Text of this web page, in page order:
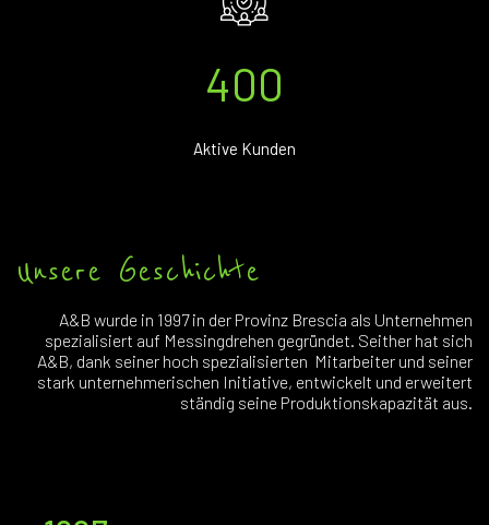
400
Aktive Kunden
Unsere Geschichte
A&B wurde in 1997 in der Provinz Brescia als Unternehmen
spezialisiert auf Messingdrehen gegründet. Seither hat sich
A&B, dank seiner hoch spezialisierten Mitarbeiter und seiner
stark unternehmerischen Initiative, entwickelt und erweitert
ständig seine Produktionskapazität aus.